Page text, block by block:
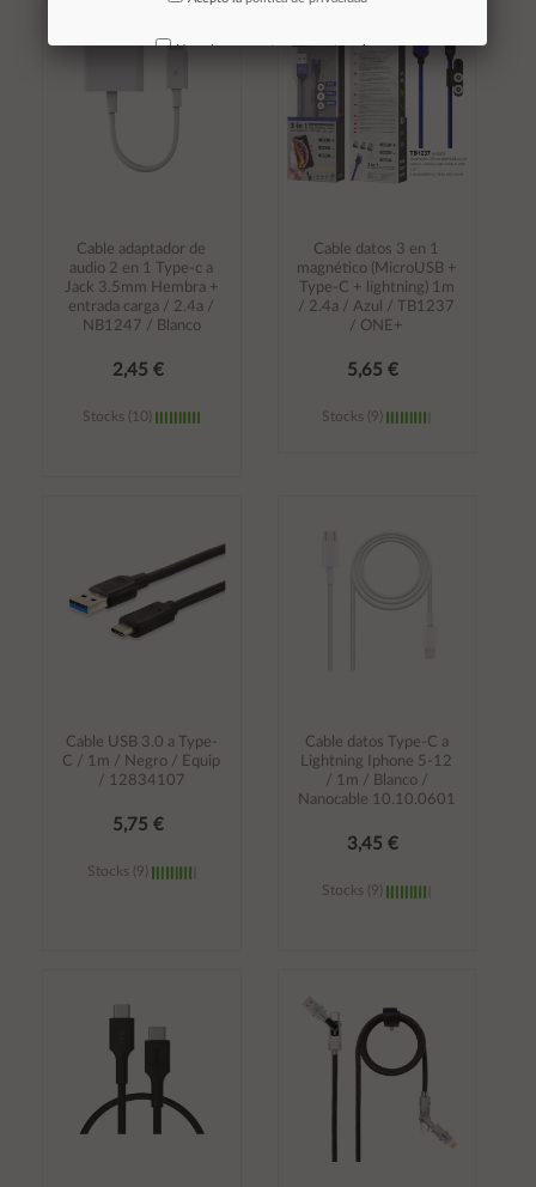
carrito
Cable adaptador de
audio 2 en 1 Type-c a
Jack 3.5mm Hembra +
entrada carga / 2.4a /
NB1247 / Blanco
2,45 €
Stocks (10)
Cable datos 3 en 1
magnético (MicroUSB +
Type-C + lightning) 1m
/ 2.4a / Azul / TB1237
/ ONE+
5,65 €
Stocks (9)
Cable USB 3.0 a Type-
C / 1m / Negro / Equip
/ 12834107
5,75 €
Stocks (9)
carrito
Cable datos Type-C a
Lightning Iphone 5-12
/ 1m / Blanco /
Nanocable 10.10.0601
3,45 €
Stocks (9)
carrito
No volver a mostrar mas este aviso